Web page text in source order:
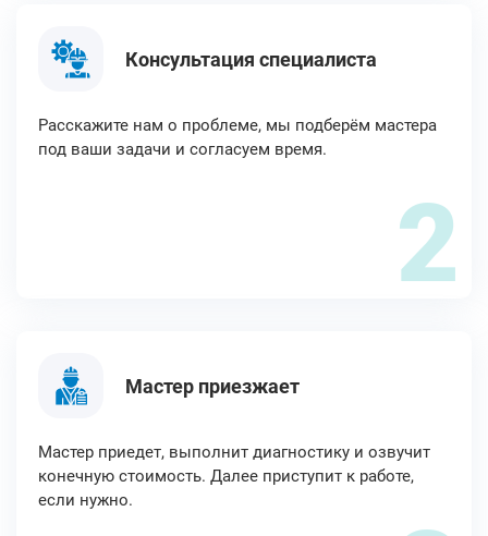
Консультация специалиста
Расскажите нам о проблеме, мы подберём мастера
под ваши задачи и согласуем время.
2
Мастер приезжает
Мастер приедет, выполнит диагностику и озвучит
конечную стоимость. Далее приступит к работе,
если нужно.